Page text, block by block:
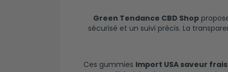
Green Tendance CBD Shop
sécurisé et un suivi précis. La
Ces gummies Import USA saveur